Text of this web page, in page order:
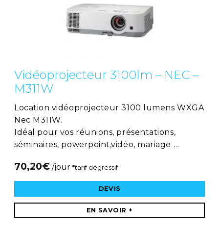
Vidéoprojecteur 3100lm – NEC –
M311W
Location vidéoprojecteur 3100 lumens WXGA
Nec M311W.
Idéal pour vos réunions, présentations,
séminaires, powerpoint,vidéo, mariage …
70,20€ /jour *tarif dégressif
DEVIS
EN SAVOIR +